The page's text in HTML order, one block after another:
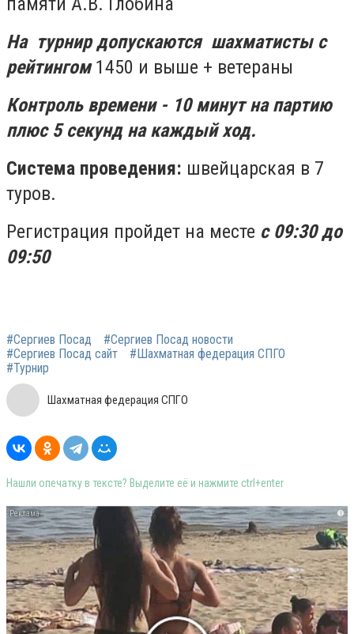
На турнир допускаются шахматисты с
рейтингом1450 и выше + ветераны
Контроль времени - 10 минут на партию
плюс 5 секунд на каждый ход.
Система проведения: швейцарская в 7
туров.
Регистрация пройдет на месте с 09:30 до
09:50
#Сергиев Посад
#Сергиев Посад новости
#Сергиев Посад сайт
#Шахматная федерация СПГО
#Турнир
Шахматная федерация СПГО
Нашли опечатку в тексте? Выделите её и нажмите ctrl+enter
i